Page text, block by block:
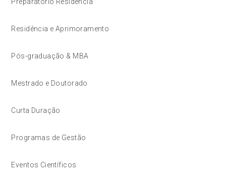
Residência e Aprimoramento
Pós-graduação & MBA
Mestrado e Doutorado
Curta Duração
Programas de Gestão
Eventos Científicos